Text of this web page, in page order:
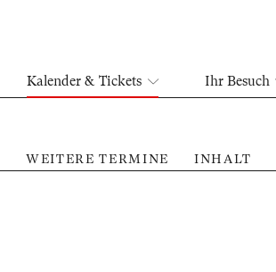
Kalender & Tickets Ihr Besuch
WEITERE TERMINE INHALT